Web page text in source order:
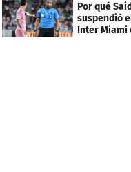
Por qué
suspendió
Inter Miami